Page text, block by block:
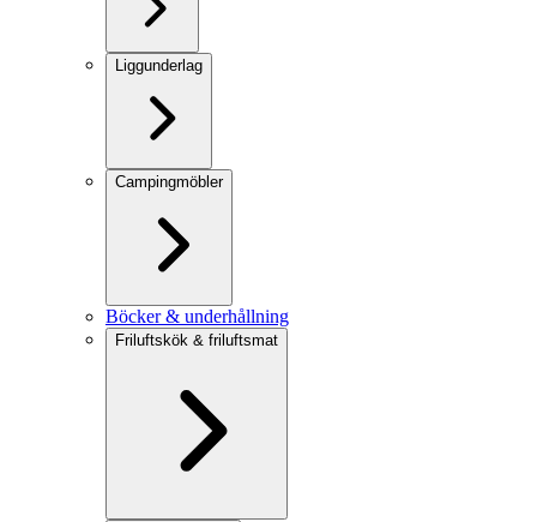
Liggunderlag
Campingmöbler
Böcker & underhållning
Friluftskök & friluftsmat